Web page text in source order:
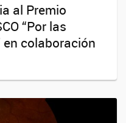
al Premio
“Por las
en colaboración